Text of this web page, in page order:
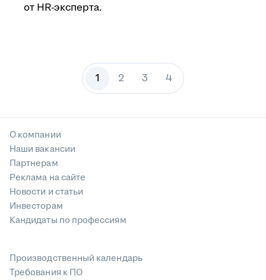
от HR-эксперта.
1 2 3 4
О компании
Наши вакансии
Партнерам
Реклама на сайте
Новости и статьи
Инвесторам
Кандидаты по профессиям
Производственный календарь
Требования к ПО